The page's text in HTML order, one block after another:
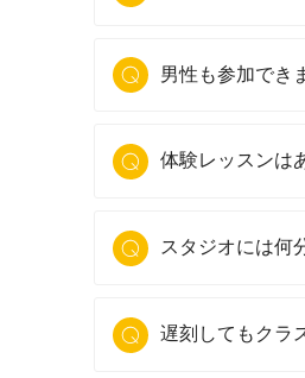
男性も参加でき
体験レッスンは
スタジオには何
遅刻してもクラ